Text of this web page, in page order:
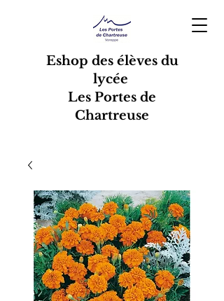
Eshop des élèves du
lycée
Les Portes de
Chartreuse